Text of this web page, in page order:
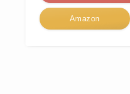
Amazon